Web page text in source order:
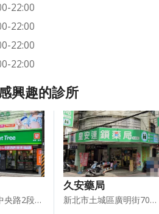
22:00
22:00
22:00
22:00
興趣的診所
新北市土城區中央路2段84、86號（1樓）
久安藥局
新北市土城區廣明街70號1樓